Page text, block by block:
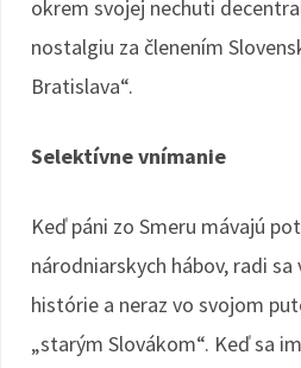
okrem svojej nechuti
nostalgiu za členením
Bratislava“.
Selektívne vnímanie
Keď páni zo Smeru mávajú
národniarskych hábov, radi
histórie a neraz vo svojom
„starým Slovákom“. Keď sa